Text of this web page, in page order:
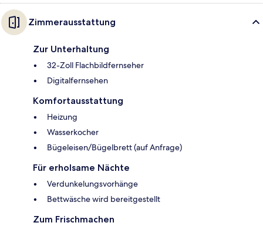
Zimmerausstattung
Zur Unterhaltung
32-Zoll Flachbildfernseher
Digitalfernsehen
Komfortausstattung
Heizung
Wasserkocher
Bügeleisen/Bügelbrett (auf Anfrage)
Für erholsame Nächte
Verdunkelungsvorhänge
Bettwäsche wird bereitgestellt
Zum Frischmachen